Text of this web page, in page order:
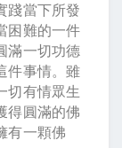
踐當下所發
困難的一件
滿一切功德
件事情。雖
切有情眾生
得圓滿的佛
有一顆佛